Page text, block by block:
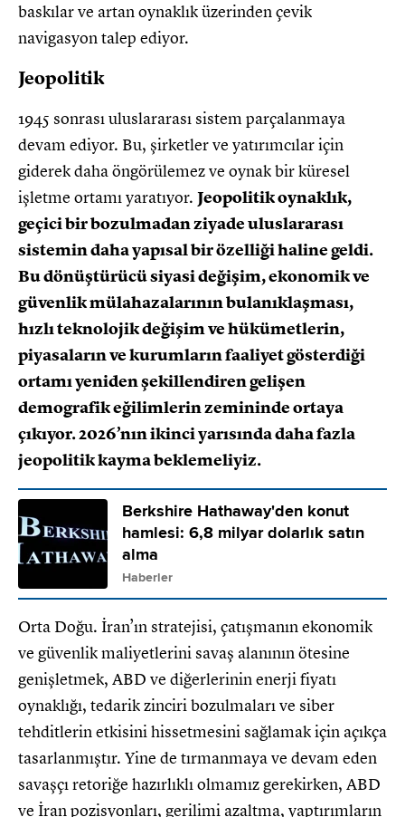
baskılar ve artan oynaklık üzerinden çevik
navigasyon talep ediyor.
Jeopolitik
1945 sonrası uluslararası sistem parçalanmaya
devam ediyor. Bu, şirketler ve yatırımcılar için
giderek daha öngörülemez ve oynak bir küresel
işletme ortamı yaratıyor. Jeopolitik oynaklık,
geçici bir bozulmadan ziyade uluslararası
sistemin daha yapısal bir özelliği haline geldi.
Bu dönüştürücü siyasi değişim, ekonomik ve
güvenlik mülahazalarının bulanıklaşması,
hızlı teknolojik değişim ve hükümetlerin,
piyasaların ve kurumların faaliyet gösterdiği
ortamı yeniden şekillendiren gelişen
demografik eğilimlerin zemininde ortaya
çıkıyor. 2026’nın ikinci yarısında daha fazla
jeopolitik kayma beklemeliyiz.
Berkshire Hathaway'den konut
hamlesi: 6,8 milyar dolarlık satın
alma
Haberler
Orta Doğu. İran’ın stratejisi, çatışmanın ekonomik
ve güvenlik maliyetlerini savaş alanının ötesine
genişletmek, ABD ve diğerlerinin enerji fiyatı
oynaklığı, tedarik zinciri bozulmaları ve siber
tehditlerin etkisini hissetmesini sağlamak için açıkça
tasarlanmıştır. Yine de tırmanmaya ve devam eden
savaşçı retoriğe hazırlıklı olmamız gerekirken, ABD
ve İran pozisyonları, gerilimi azaltma, yaptırımların